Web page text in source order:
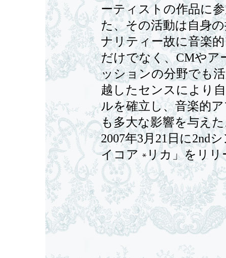
ーティストの作品に
た、その活動は自身
ナリティー故に音楽
だけでなく、CMやア
ッションの分野でも
越したセンスにより
ルを確立し、音楽的
も多大な影響を与え
2007年3月21日に2nd
イコア
リカ」をリリ